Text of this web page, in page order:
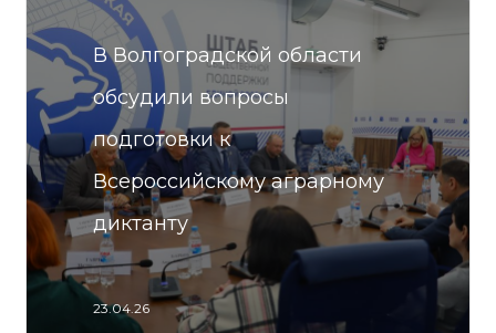
В Волгоградской области
обсудили вопросы
подготовки к
Всероссийскому аграрному
диктанту
23.04.26